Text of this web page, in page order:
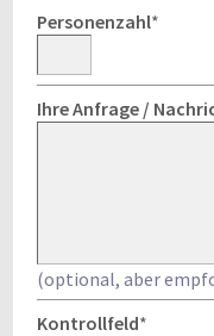
Personenzahl*
Ihre Anfrage /
(optional, aber
Kontrollfeld*